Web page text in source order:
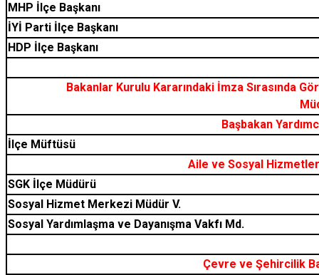
MHP İlçe Başkanı
İYİ Parti İlçe Başkanı
HDP İlçe Başkanı
Bakanlar Kurulu Kararındaki İmza Sırasında
Başbakan
İlçe Müftüsü
Aile ve Sosyal Hizmetler
SGK İlçe Müdürü
Sosyal Hizmet Merkezi Müdür V.
Sosyal Yardımlaşma ve Dayanışma Vakfı Md.
Çevre ve Şehircilik